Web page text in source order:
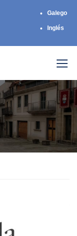
Galego
Inglés